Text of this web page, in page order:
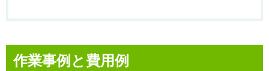
作業事例と費用例